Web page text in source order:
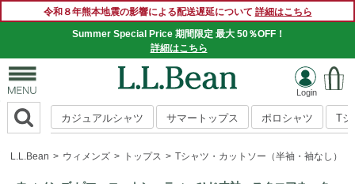
令和８年熊本地震の影響による配送遅延について 詳細はこちら
Summer Special Price 期間限定 最大 50％OFF！
詳細はこちら
カジュアルシャツ サマートップス ポロシャツ Tシ
L.L.Bean ウィメンズ トップス Tシャツ・カットソー（半袖・袖なし）